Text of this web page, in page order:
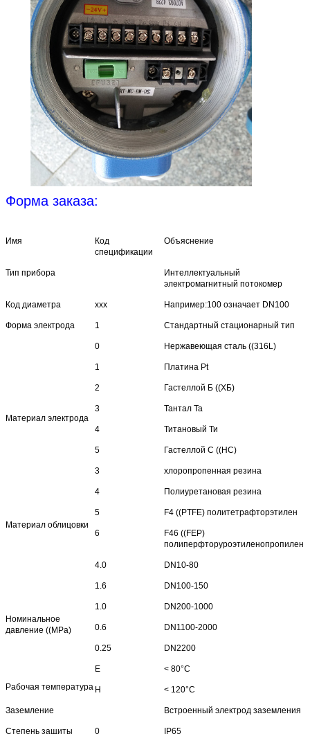
аммония.
Форма заказа:
Имя
Код
спецификации
Объяснение
Тип прибора
Интеллектуальный
электромагнитный потокомер
Код диаметра xxx Например:100 означает DN100
Форма электрода 1 Стандартный стационарный тип
Материал электрода
0 Нержавеющая сталь ((316L)
1 Платина Pt
2 Гастеллой Б ((ХБ)
3 Тантал Ta
4 Титановый Ти
5 Гастеллой C ((HC)
Материал облицовки
3 хлоропропенная резина
4 Полиуретановая резина
5 F4 ((PTFE) политетрафторэтилен
6
F46 ((FEP)
полиперфторуроэтиленопропилен
Номинальное
давление ((MPa)
4.0 DN10-80
1.6 DN100-150
1.0 DN200-1000
0.6 DN1100-2000
0.25 DN2200
Рабочая температура
Е < 80°C
H < 120°C
Заземление Встроенный электрод заземления
Степень защиты 0 IP65